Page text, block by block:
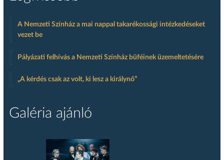
A Nemzeti Színház a mai nappal takarékossági intézkedéseket
vezet be
Pályázati felhívás a Nemzeti Színház büféinek üzemeltetésére
„A kérdés csak az volt, ki lesz a királynő”
Galéria ajánló